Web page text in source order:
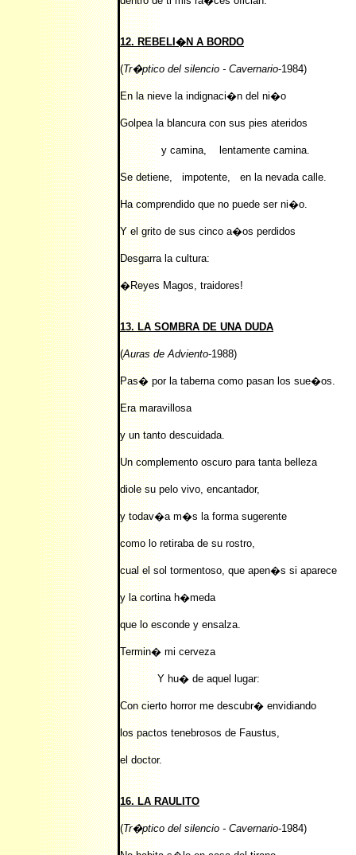
12. REBELI�N A BORDO
(Tr�ptico del silencio - Cavernario-1984)
En la nieve la indignaci�n del ni�o
Golpea la blancura con sus pies ateridos
y camina, lentamente camina.
Se detiene, impotente, en la nevada calle.
Ha comprendido que no puede ser ni�o.
Y el grito de sus cinco a�os perdidos
Desgarra la cultura:
�Reyes Magos, traidores!
13. LA SOMBRA DE UNA DUDA
(Auras de Adviento-1988)
Pas� por la taberna como pasan los sue�os.
Era maravillosa
y un tanto descuidada.
Un complemento oscuro para tanta belleza
diole su pelo vivo, encantador,
y todav�a m�s la forma sugerente
como lo retiraba de su rostro,
cual el sol tormentoso, que apen�s si aparece
y la cortina h�meda
que lo esconde y ensalza.
Termin� mi cerveza
Y hu� de aquel lugar:
Con cierto horror me descubr� envidiando
los pactos tenebrosos de Faustus,
el doctor.
16. LA RAULITO
(Tr�ptico del silencio - Cavernario-1984)